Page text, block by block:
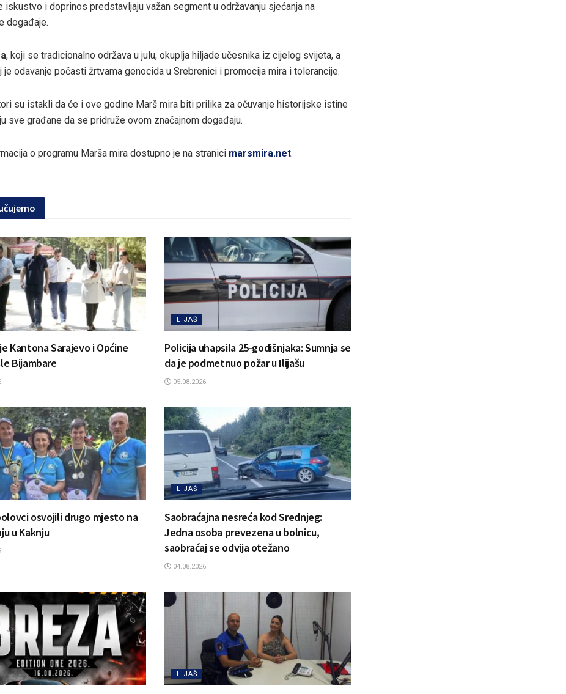
iskustvo i doprinos predstavljaju važan segment u održavanju sjećanja na
događaje.
, koji se tradicionalno održava u julu, okuplja hiljade učesnika iz cijelog svijeta, a
je odavanje počasti žrtvama genocida u Srebrenici i promocija mira i tolerancije.
su istakli da će i ove godine Marš mira biti prilika za očuvanje historijske istine
sve građane da se pridruže ovom značajnom događaju.
o programu Marša mira dostupno je na stranici marsmira.net.
Kantona Sarajevo i Općine
Bijambare
ILIJAŠ
Policija uhapsila 25-godišnjaka: Sumnja se
da je podmetnuo požar u Ilijašu
05.08.2026.
osvojili drugo mjesto na
u Kaknju
ILIJAŠ
Saobraćajna nesreća kod Srednjeg:
Jedna osoba prevezena u bolnicu,
saobraćaj se odvija otežano
04.08.2026.
ILIJAŠ